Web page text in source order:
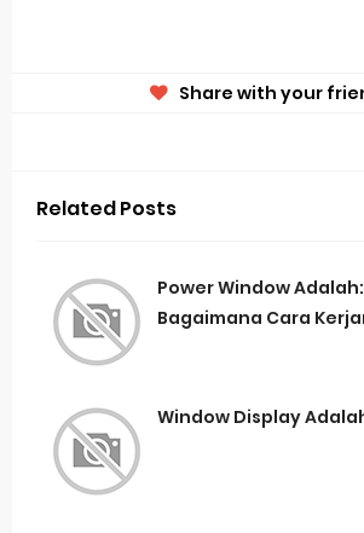
Share with your
Related Posts
Power Window
Bagaimana Cara
Window Display